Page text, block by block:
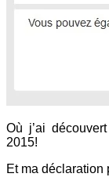
Où j’ai
2015!
Et ma déclaration